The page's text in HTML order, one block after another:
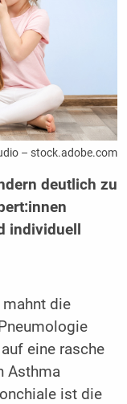
– stock.adobe.com
deutlich zu
individuell
die
eine rasche
Asthma
ist die